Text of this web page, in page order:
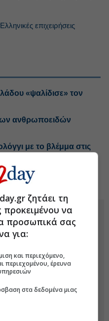
επιχειρήσεις
«ψαλίδισε» τον
ανθρωποειδών
με το βλέμμα στις
από τα μικρά
ζητάει τη
να
προσωπικά σας
για:
και περιεχόμενο,
περιεχομένου, έρευνα
στα δεδομένα μιας